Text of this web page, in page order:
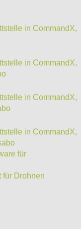
in CommandX,
in CommandX,
in CommandX,
in CommandX,
für
für Drohnen